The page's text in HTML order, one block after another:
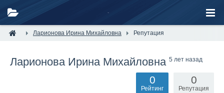
Ларионова Ирина Михайловна Репутация
Ларионова Ирина Михайловна 5 лет назад
0
Репутация
0
Рейтинг